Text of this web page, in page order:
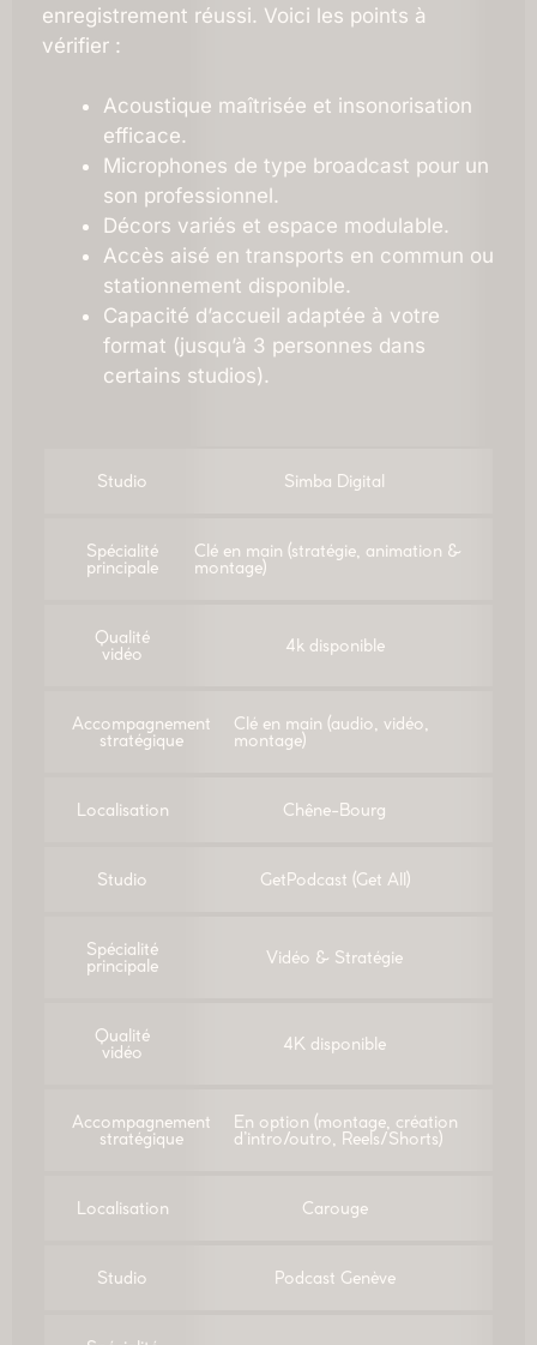
enregistrement réussi. Voici les points à
vérifier :
Acoustique maîtrisée et insonorisation
efficace.
Microphones de type broadcast pour un
son professionnel.
Décors variés et espace modulable.
Accès aisé en transports en commun ou
stationnement disponible.
Capacité d’accueil adaptée à votre
format (jusqu’à 3 personnes dans
certains studios).
Studio Simba Digital
Spécialité
principale
Clé en main (stratégie, animation &
montage)
Qualité
vidéo 4k disponible
Accompagnement
stratégique
Clé en main (audio, vidéo,
montage)
Localisation Chêne-Bourg
Studio GetPodcast (Get All)
Spécialité
principale Vidéo & Stratégie
Qualité
vidéo 4K disponible
Accompagnement
stratégique
En option (montage, création
d’intro/outro, Reels/Shorts)
Localisation Carouge
Studio Podcast Genève